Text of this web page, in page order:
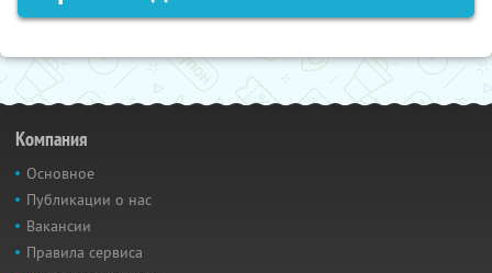
Компания
Основное
Публикации о нас
Вакансии
Правила сервиса